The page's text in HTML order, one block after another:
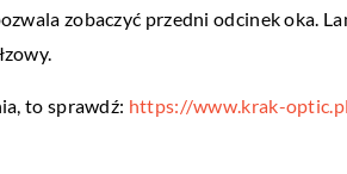
zobaczyć przedni odcinek oka.
to sprawdź: https://www.krak-